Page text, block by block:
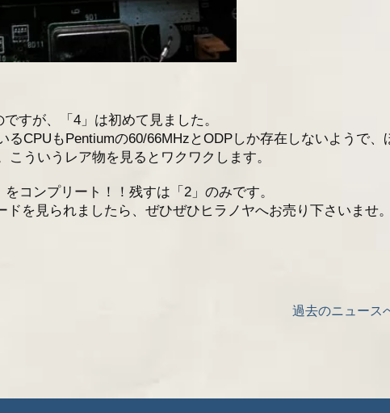
すが、「4」は初めて見ました。
るCPUもPentiumの60/66MHzとODPしか存在しないようで、
こういうレア物を見るとワクワクします。
コンプリート！！残すは「2」のみです。
ドを見られましたら、ぜひぜひヒラノヤへお売り下さいませ
過去のニュース